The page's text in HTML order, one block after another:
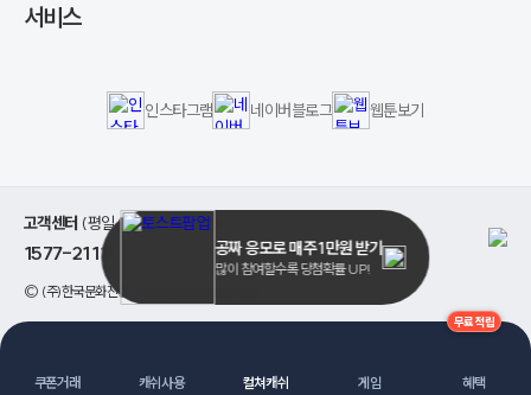
서비스
인스타그램 네이버블로그 웹툰보기
공짜 응모로 매주 1만원 받기
많이 참여할수록 당첨확률 UP!
고객센터 (평일 08:00 ~ 17:00)
1577-2111
© (주)한국문화진흥
쿠폰거래 캐쉬사용 컬쳐캐쉬 게임 혜택
무료적립